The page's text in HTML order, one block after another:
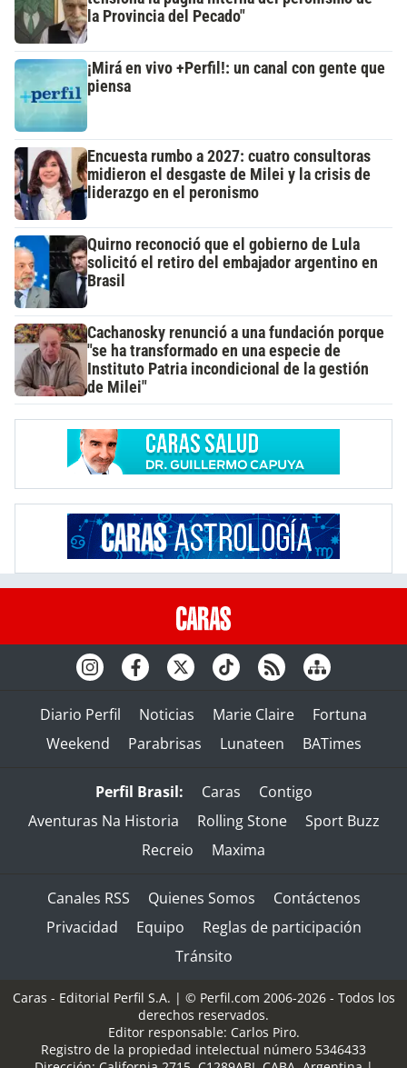
la Provincia del Pecado"
¡Mirá en vivo +Perfil!: un canal con gente que
piensa
Encuesta rumbo a 2027: cuatro consultoras
midieron el desgaste de Milei y la crisis de
liderazgo en el peronismo
Quirno reconoció que el gobierno de Lula
solicitó el retiro del embajador argentino en
Brasil
Cachanosky renunció a una fundación porque
"se ha transformado en una especie de
Instituto Patria incondicional de la gestión
de Milei"
Diario Perfil Noticias Marie Claire
Fortuna
Weekend
Parabrisas Lunateen BATimes
Perfil Brasil: Caras
Contigo
Aventuras Na Historia
Rolling Stone
Sport Buzz
Recreio
Maxima
Canales RSS Quienes Somos
Contáctenos
Privacidad
Equipo
Reglas de participación
Tránsito
Caras - Editorial Perfil S.A. | © Perfil.com 2006-2026 - Todos los
derechos reservados.
Editor responsable: Carlos Piro.
Registro de la propiedad intelectual número 5346433